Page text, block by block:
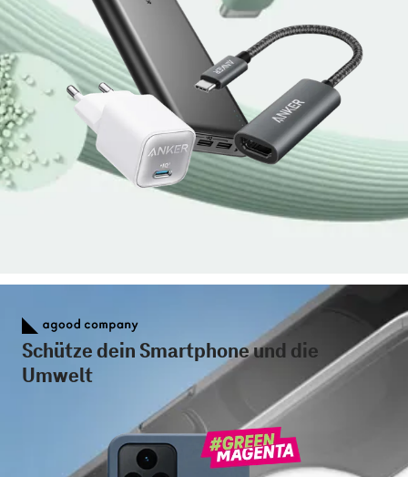
Schütze dein Smartphone und die
Umwelt